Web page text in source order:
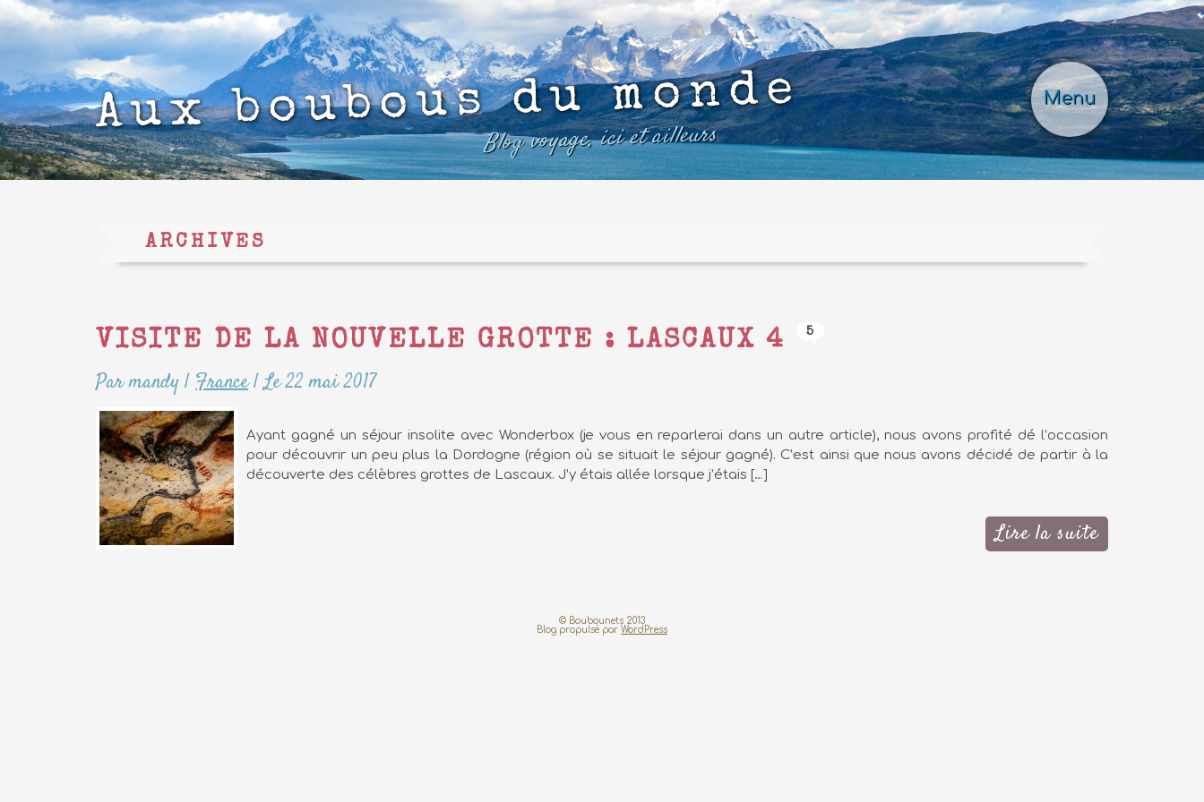
Menu
Aux boubous du monde
Blog voyage, ici et ailleurs
ARCHIVES
VISITE DE LA NOUVELLE GROTTE : LASCAUX 4 5
Par mandy|France|Le 22 mai 2017
Ayant gagné un séjour insolite avec Wonderbox (je vous en reparlerai dans un autre article), nous avons profité dé l’occasion
pour découvrir un peu plus la Dordogne (région où se situait le séjour gagné). C’est ainsi que nous avons décidé de partir à la
découverte des célèbres grottes de Lascaux. J’y étais allée lorsque j’étais […]
Lire la suite
© Boubounets 2013
Blog propulsé par WordPress